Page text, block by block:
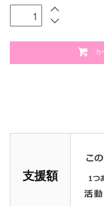
カ
支援額